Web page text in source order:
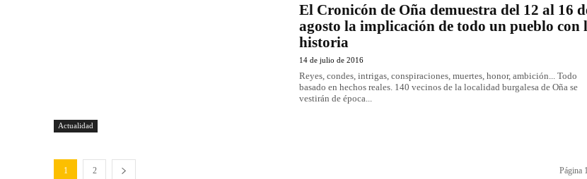
Actualidad
El Cronicón de Oña demuestra del 12 al 16
agosto la implicación de todo un pueblo con
historia
14 de julio de 2016
Reyes, condes, intrigas, conspiraciones, muertes, honor, ambición... Todo
basado en hechos reales. 140 vecinos de la localidad burgalesa de Oña se
vestirán de época...
1 2 Página